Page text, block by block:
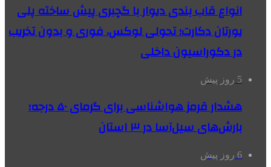
انواع قاب بندی دیوار با گچبری پیش ساخته پلی
یورتان دکارت؛ تحولی لوکس، فوری و بدون تخریب
در دکوراسیون داخلی
5 روز پیش
هشدار قرمز هواشناسی برای گرمای ۵۰ درجه؛
بارش‌های سیل‌آسا در ۳ استان
6 روز پیش